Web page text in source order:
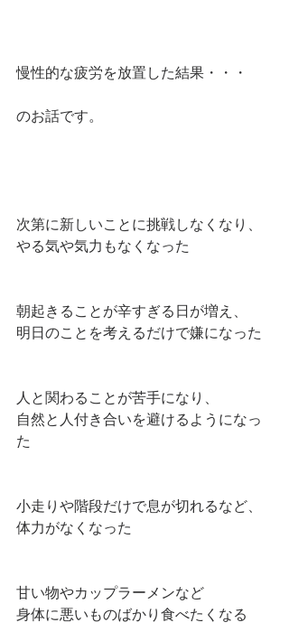
慢性的な疲労を放置した結果・・・
のお話です。
次第に新しいことに挑戦しなくなり、
やる気や気力もなくなった
朝起きることが辛すぎる日が増え、
明日のことを考えるだけで嫌になった
人と関わることが苦手になり、
自然と人付き合いを避けるようになっ
た
小走りや階段だけで息が切れるなど、
体力がなくなった
甘い物やカップラーメンなど
身体に悪いものばかり食べたくなる